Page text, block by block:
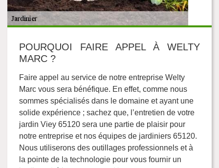
POURQUOI FAIRE APPEL À WELTY
MARC ?
Faire appel au service de notre entreprise Welty
Marc vous sera bénéfique. En effet, comme nous
sommes spécialisés dans le domaine et ayant une
solide expérience ; sachez que, l’entretien de votre
jardin Viey 65120 sera une partie de plaisir pour
notre entreprise et nos équipes de jardiniers 65120.
Nous utiliserons des outillages professionnels et à
la pointe de la technologie pour vous fournir un